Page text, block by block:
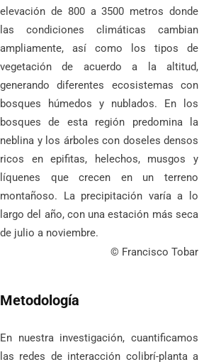
elevación de 800 a 3500 metros donde
las condiciones climáticas cambian
ampliamente, así como los tipos de
vegetación de acuerdo a la altitud,
generando diferentes ecosistemas con
bosques húmedos y nublados. En los
bosques de esta región predomina la
neblina y los árboles con doseles densos
ricos en epifitas, helechos, musgos y
líquenes que crecen en un terreno
montañoso. La precipitación varía a lo
largo del año, con una estación más seca
de julio a noviembre.
© Francisco Tobar
Metodología
En nuestra investigación, cuantificamos
las redes de interacción colibrí-planta a